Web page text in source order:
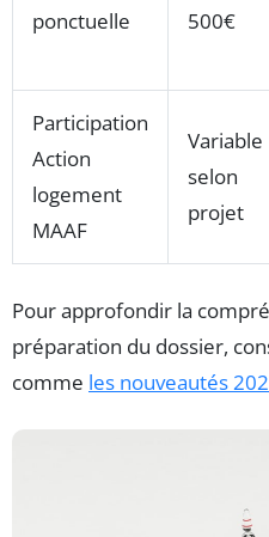
ponctuelle
500€
Participation
Action
logement
MAAF
Variable
selon
projet
Pour approfondir la
préparation du dossier,
comme les nouveautés